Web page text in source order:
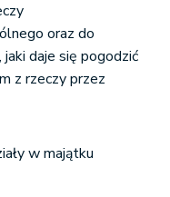
oraz do
daje się pogodzić
z rzeczy przez
w majątku